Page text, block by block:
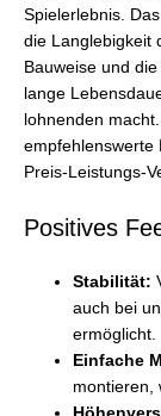
Spielerlebnis.
die Langlebigkeit
Bauweise und
lange
lohnenden
empfehlenswerte
Preis-Leistungs-
Positives
Stabilität:
auch bei
ermöglicht.
Einfache
montieren,